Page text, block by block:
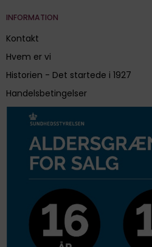
INFORMATION
Kontakt
Hvem er vi
Historien - Det startede i 1927
Handelsbetingelser